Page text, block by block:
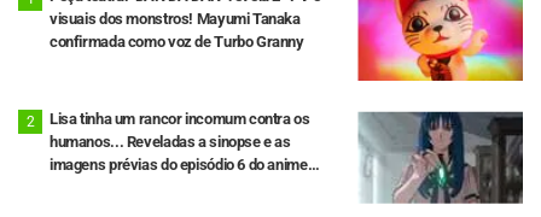
visuais dos monstros! Mayumi Tanaka
confirmada como voz de Turbo Granny
Lisa tinha um rancor incomum contra os
humanos... Reveladas a sinopse e as
imagens prévias do episódio 6 do anime